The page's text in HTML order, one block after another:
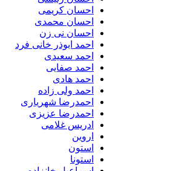
احسان کریمی
احسان محمدی
احسان نی زن
احمد ابوذر خانی فرد
احمد سعیدی
احمد صفایی
احمد هادی
احمد ولی زاده
احمدرضا شهریاری
احمدرضا عزیزی
ادریس غلامی